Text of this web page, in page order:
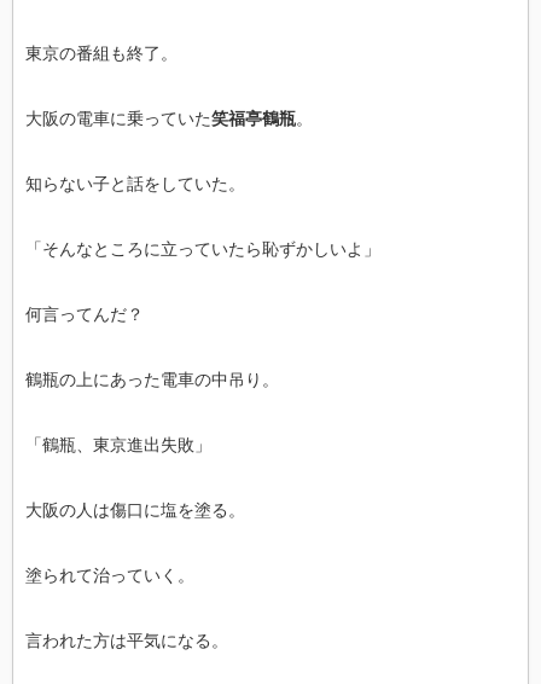
東京の番組も終了。
大阪の電車に乗っていた笑福亭鶴瓶。
知らない子と話をしていた。
「そんなところに立っていたら恥ずかしいよ」
何言ってんだ？
鶴瓶の上にあった電車の中吊り。
「鶴瓶、東京進出失敗」
大阪の人は傷口に塩を塗る。
塗られて治っていく。
言われた方は平気になる。